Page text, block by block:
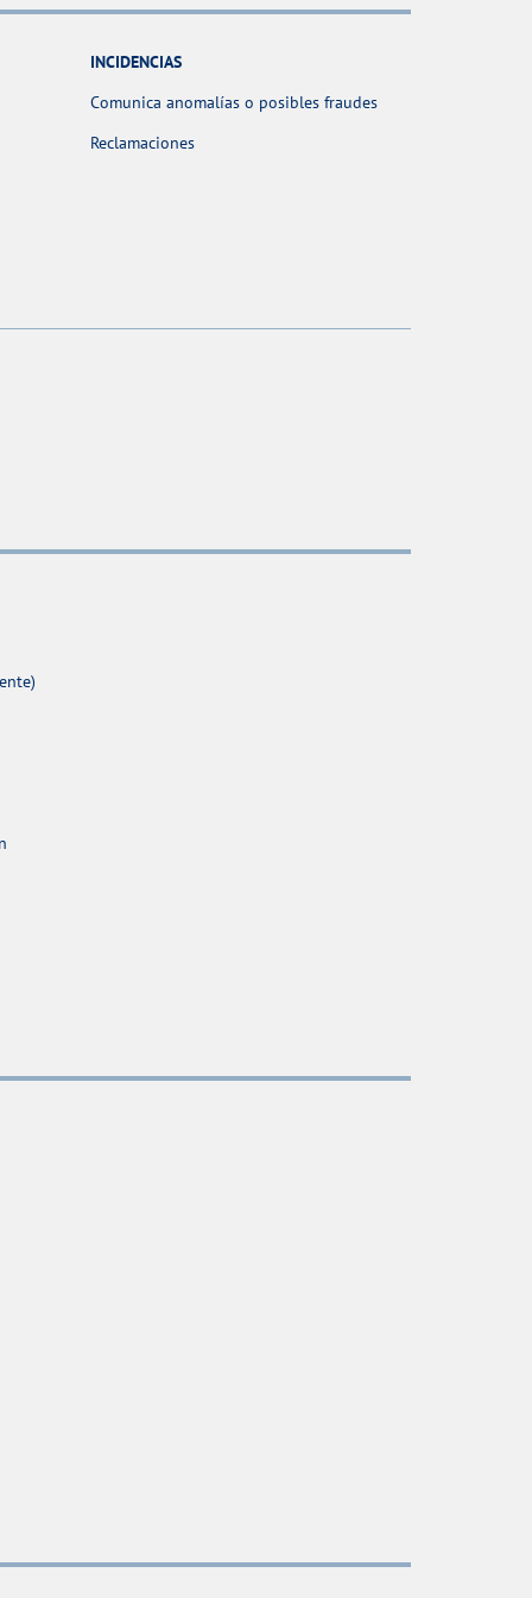
INCIDENCIAS
Comunica anomalías o posibles fraudes
Reclamaciones